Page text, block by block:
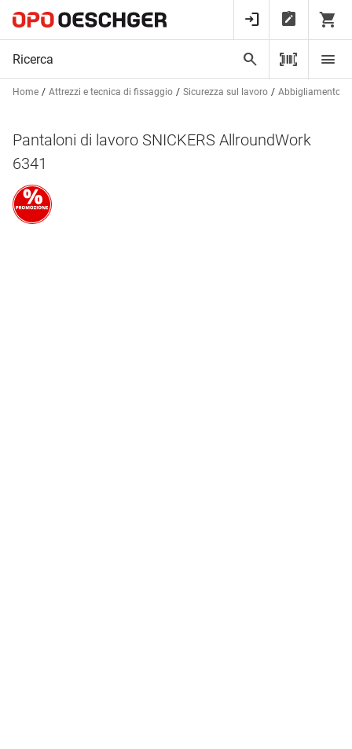
Home Attrezzi e tecnica di fissaggio Sicurezza sul lavoro Abbigliamento
Pantaloni di lavoro SNICKERS AllroundWork
6341